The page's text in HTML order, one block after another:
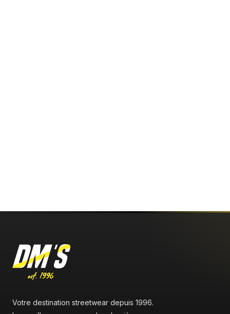
Votre destination streetwear depuis 1996.